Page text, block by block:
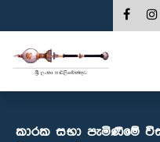
කාරක සභා පැමිණීමේ